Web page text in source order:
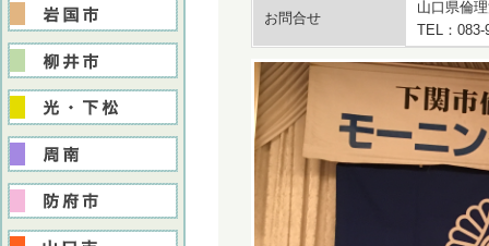
お問合せ
山口県倫
TEL：